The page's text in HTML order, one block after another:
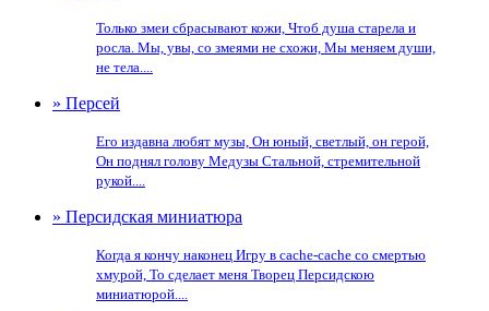
Только змеи сбрасывают кожи, Чтоб душа старела и
росла. Мы, увы, со змеями не схожи, Мы меняем души,
не тела....
» Персей
Его издавна любят музы, Он юный, светлый, он герой,
Он поднял голову Медузы Стальной, стремительной
рукой....
» Персидская миниатюра
Когда я кончу наконец Игру в cache-cache со смертью
хмурой, То сделает меня Творец Персидскою
миниатюрой....